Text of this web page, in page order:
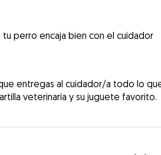
perro encaja bien con el cuidador
entregas al cuidador/a todo lo
veterinaria y su juguete favorito.